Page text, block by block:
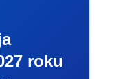
roku